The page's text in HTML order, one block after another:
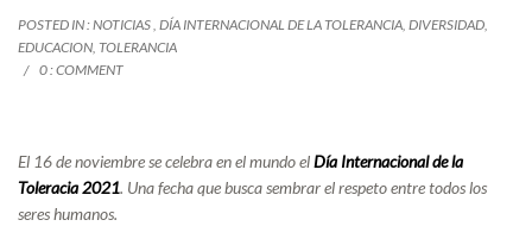
POSTED IN :NOTICIAS DÍA INTERNACIONAL DE LA TOLERANCIA DIVERSIDAD
EDUCACION TOLERANCIA
0 : COMMENT
El 16 de noviembre se celebra en el mundo elDía Internacional de la
Toleracia2021. Una fecha que busca sembrar el respeto entre todos los
seres humanos.